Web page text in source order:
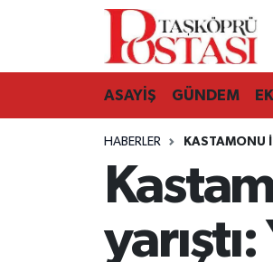
ASAYİŞ GÜNDEM
HABERLER KASTAMONU
Kastamonu Vefat Edenler
Araç Haberleri
Azdavay Haberleri